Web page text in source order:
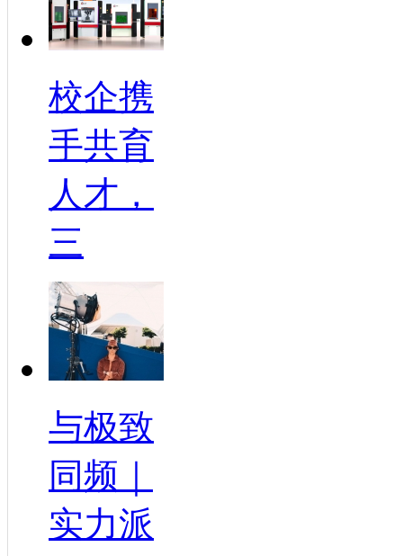
校企携
手共育
人才，
三
与极致
同频｜
实力派